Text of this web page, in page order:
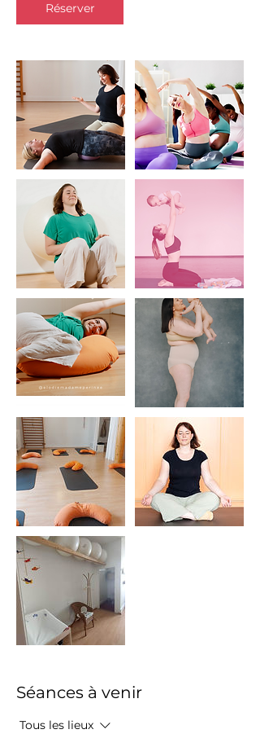
Réserver
Séances à venir
Tous les lieux